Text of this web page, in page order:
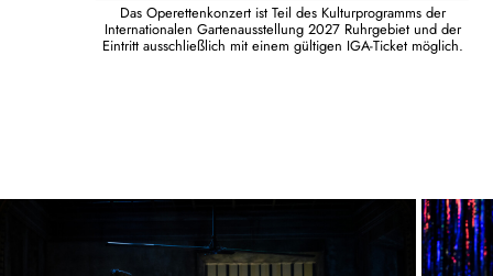
Das Operettenkonzert ist Teil des Kulturprogramms der
Internationalen Gartenausstellung 2027 Ruhrgebiet und der
Eintritt ausschließlich mit einem gültigen IGA-Ticket möglich.